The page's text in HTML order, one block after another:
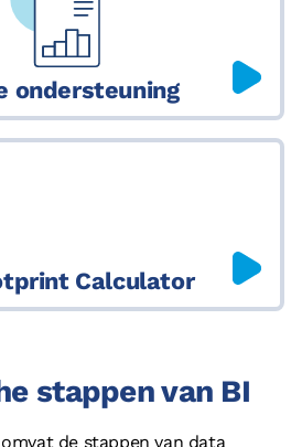
Adviesbureau
ondersteuning
Calculator
stappen van BI
de stappen van data